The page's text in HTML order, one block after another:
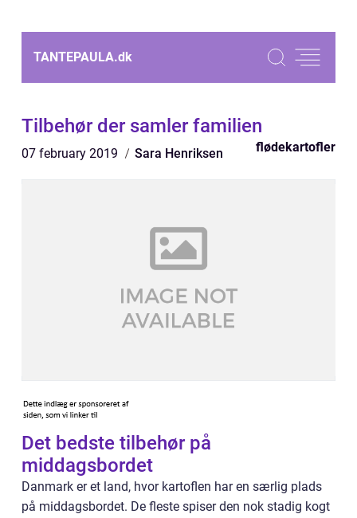
TANTEPAULA.dk
Tilbehør der samler familien
07 february 2019 Sara Henriksen flødekartofler
Det bedste tilbehør på
middagsbordet
Danmark er et land, hvor kartoflen har en særlig plads
på middagsbordet. De fleste spiser den nok stadig kogt